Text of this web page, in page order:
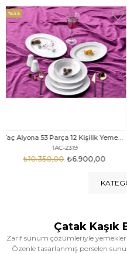
Taç Alyona 53 Parça 12 Kişilik Yemek Takımı Gold
TAC-2318
₺6.900,00
₺10.350,00
%33
Çatak Kaşık
Zarif sunum çözümleriyle
Özenle tasarlanmış porselen